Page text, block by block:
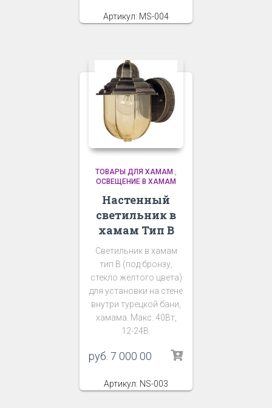
Артикул: MS-004
ТОВАРЫ ДЛЯ ХАМАМ ,
ОСВЕЩЕНИЕ В ХАМАМ
Настенный
светильник в
хамам Тип В
Светильник в хамам
тип В (под бронзу,
стекло жёлтого цвета)
для установки на стене
внутри турецкой бани,
хамама. Макс. 40Вт,
12-24В.
руб. 7 000 00
Артикул: NS-003